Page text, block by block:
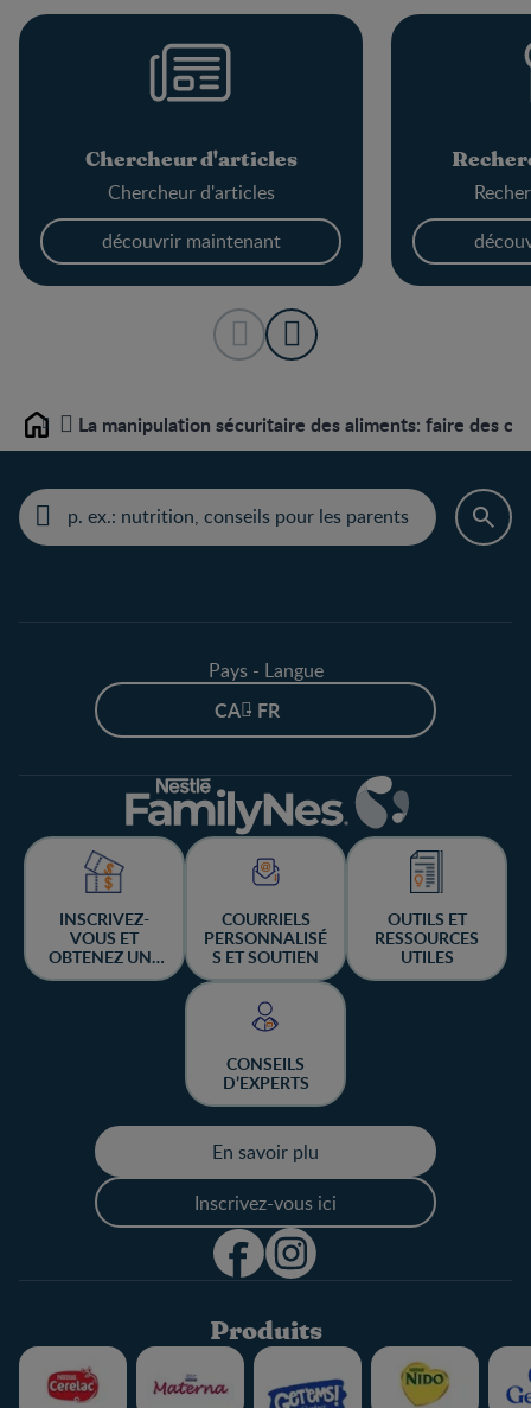
Chercheur d'articles
Chercheur d'articles
découvrir maintenant
Home La manipulation sécuritaire des aliments: faire des
Pays - Langue
CA - FR
INSCRIVEZ-
VOUS ET
OBTENEZ UNE
CHANCE DE
COURRIELS
PERSONNALISÉ
S ET SOUTIEN
OUTILS ET
RESSOURCES
UTILES
CONSEILS
D’EXPERTS
En savoir plu
Inscrivez-vous ici
Produits